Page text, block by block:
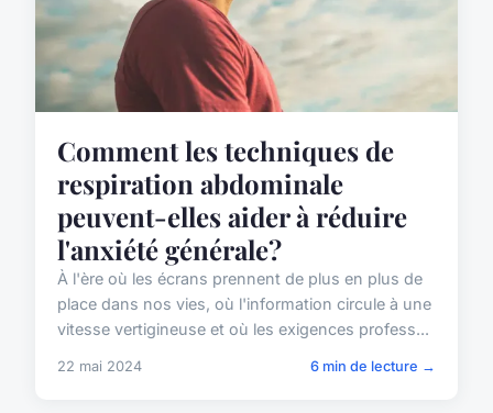
Comment les techniques de
respiration abdominale
peuvent-elles aider à réduire
l'anxiété générale?
À l'ère où les écrans prennent de plus en plus de
place dans nos vies, où l'information circule à une
vitesse vertigineuse et où les exigences profess...
22 mai 2024 6 min de lecture →